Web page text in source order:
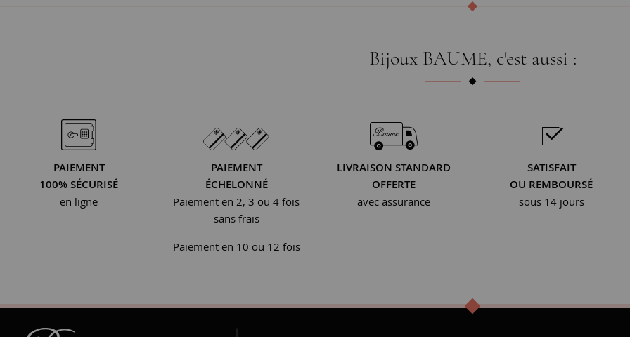
Bijoux BAUME, c'est aussi :
PAIEMENT
100% SÉCURISÉ
en ligne
PAIEMENT
ÉCHELONNÉ
Paiement en 2, 3 ou 4 fois
sans frais
Paiement en 10 ou 12 fois
LIVRAISON STANDARD
OFFERTE
avec assurance
SATISFAIT
OU REMBOURSÉ
sous 14 jours